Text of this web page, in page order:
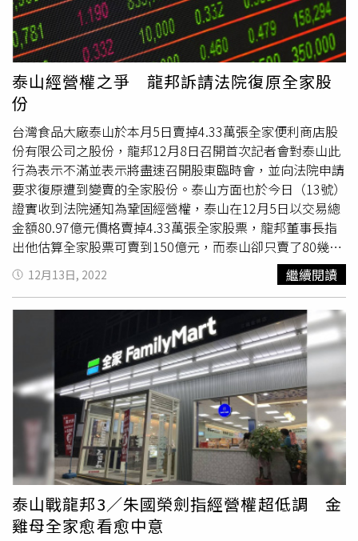
股票4.33萬張的神祕買家，經全家公告為國泰金董事長蔡宏
圖所持有的萬寶開發，以逾80億元買下後持有全家19.4％股
權，將近2成；目前該案是否涉及金融業「產金分離」部
分，金管會銀行局最新說明已約談乙次不排除再次面談釐清
細節。
泰山經營權之爭 龍邦訴請法院復原全家股
份
台灣食品大廠泰山於本月5日賣掉4.33萬張全家便利商店股
份有限公司之股份，龍邦12月8日召開首次記者會對泰山此
行為表示不滿並表示將盡速召開股東臨時會，並向法院申請
要求復原遭到變賣的全家股份。泰山方面也於今日（13號）
證實收到法院通知為鞏固經營權，泰山在12月5日以交易總
金額80.97億元價格賣掉4.33萬張全家股票，龍邦董事長指
出他估算全家股票可賣到150億元，而泰山卻只賣了80幾
億，質疑泰山此火速變賣行為有鬼，對於泰山未交代買家、
交易方式、時間、價格等等資訊，龍邦也質疑此賤賣行為的
公正性。另外龍邦也發表聲明表示會依法訴請法院恢復遭出
售的股份並召開股東臨時會，再由股東們決定是否出售。泰
山方面已於13日證實收到法院通知並迅即召開記者會，強調
此次交易行為一切合法，龍邦董事長劉偉龍此番言論已影響
泰山形象，將會對其提告妨害名譽加重會毀謗。對於劉偉龍
名下的保勝投資向法院請求禁止「泰山執行處分所持有的全
家便利商店股份有限公司股份之行為」，泰山表示已和律師
討論後續事宜，相關經營方針仍在評估中。
12月13日, 2022 繼續閱讀
泰山戰龍邦3／朱國榮劍指經營權超低調 金
雞母全家愈看愈中意